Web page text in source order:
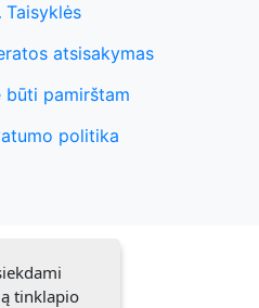
Taisyklės
atsisakymas
pamirštam
politika
tinklapio